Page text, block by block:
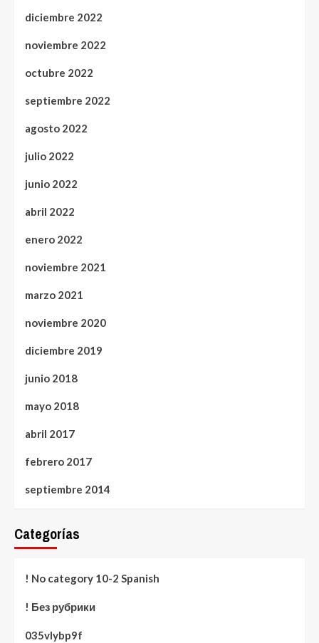
diciembre 2022
noviembre 2022
octubre 2022
septiembre 2022
agosto 2022
julio 2022
junio 2022
abril 2022
enero 2022
noviembre 2021
marzo 2021
noviembre 2020
diciembre 2019
junio 2018
mayo 2018
abril 2017
febrero 2017
septiembre 2014
Categorías
! No category 10-2 Spanish
! Без рубрики
035vlybp9f